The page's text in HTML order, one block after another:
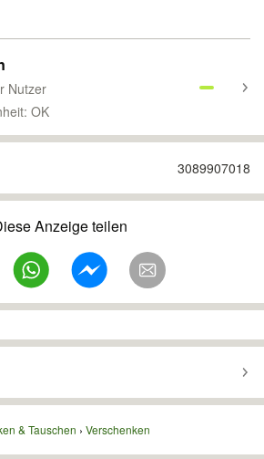
Nutzer
OK
3089907018
Anzeige teilen
& Tauschen Verschenken